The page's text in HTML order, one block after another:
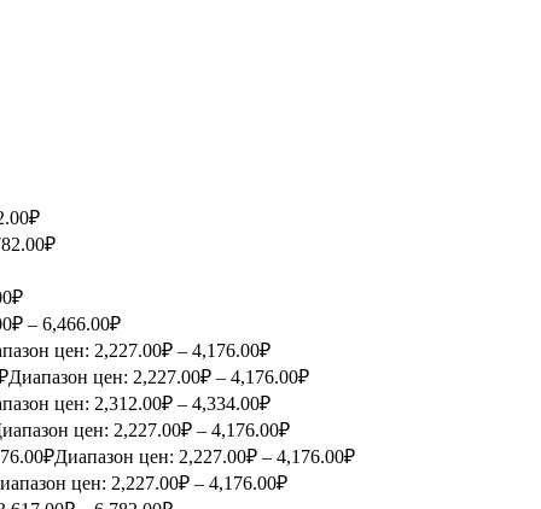
– 6,466.00₽
цен: 2,227.00₽ – 4,176.00₽
Диапазон цен: 2,227.00₽ – 4,176.00₽
цен: 2,312.00₽ – 4,334.00₽
цен: 2,227.00₽ – 4,176.00₽
₽Диапазон цен: 2,227.00₽ – 4,176.00₽
цен: 2,227.00₽ – 4,176.00₽